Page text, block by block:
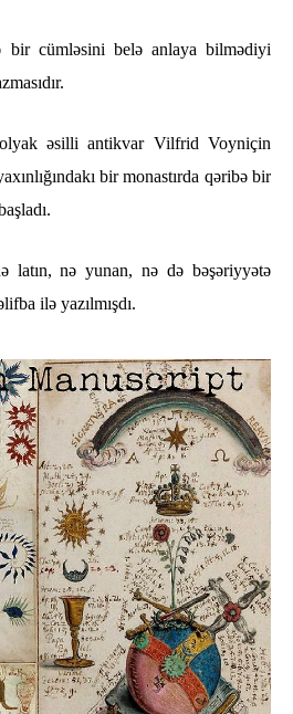
bir cümləsini belə anlaya bilmədiyi
əsilli antikvar Vilfrid Voyniçin
bir monastırda qəribə bir
latın, nə yunan, nə də bəşəriyyətə
ilə yazılmışdı.